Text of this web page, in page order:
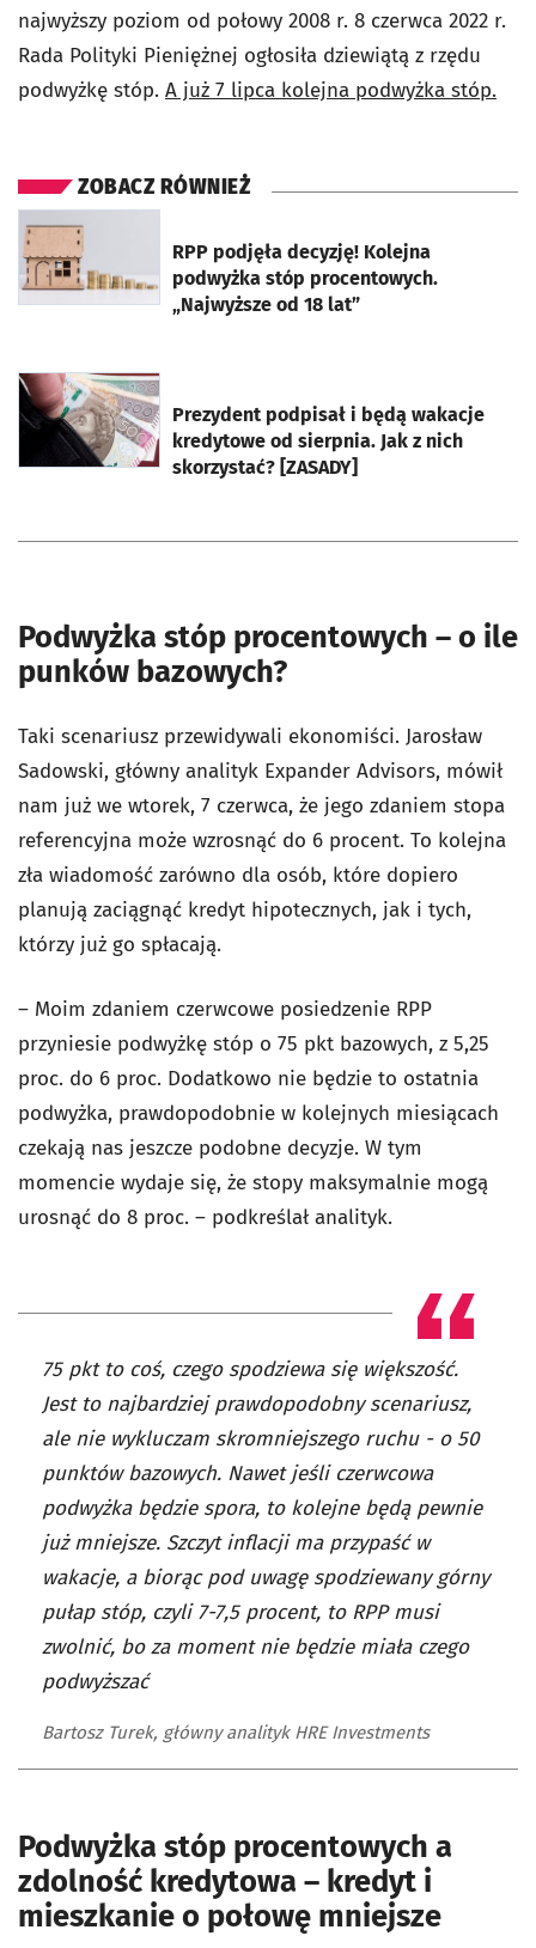
najwyższy poziom od połowy 2008 r. 8 czerwca 2022 r.
Rada Polityki Pieniężnej ogłosiła dziewiątą z rzędu
podwyżkę stóp. A już 7 lipca kolejna podwyżka stóp.
ZOBACZ RÓWNIEŻ
RPP podjęła decyzję! Kolejna
podwyżka stóp procentowych.
„Najwyższe od 18 lat”
otworzy się w nowej karcie
Prezydent podpisał i będą wakacje
kredytowe od sierpnia. Jak z nich
skorzystać? [ZASADY]
otworzy się w nowej karcie
Podwyżka stóp procentowych – o ile
punków bazowych?
Taki scenariusz przewidywali ekonomiści. Jarosław
Sadowski, główny analityk Expander Advisors, mówił
nam już we wtorek, 7 czerwca, że jego zdaniem stopa
referencyjna może wzrosnąć do 6 procent. To kolejna
zła wiadomość zarówno dla osób, które dopiero
planują zaciągnąć kredyt hipotecznych, jak i tych,
którzy już go spłacają.
– Moim zdaniem czerwcowe posiedzenie RPP
przyniesie podwyżkę stóp o 75 pkt bazowych, z 5,25
proc. do 6 proc. Dodatkowo nie będzie to ostatnia
podwyżka, prawdopodobnie w kolejnych miesiącach
czekają nas jeszcze podobne decyzje. W tym
momencie wydaje się, że stopy maksymalnie mogą
urosnąć do 8 proc. – podkreślał analityk.
75 pkt to coś, czego spodziewa się większość.
Jest to najbardziej prawdopodobny scenariusz,
ale nie wykluczam skromniejszego ruchu - o 50
punktów bazowych. Nawet jeśli czerwcowa
podwyżka będzie spora, to kolejne będą pewnie
już mniejsze. Szczyt inflacji ma przypaść w
wakacje, a biorąc pod uwagę spodziewany górny
pułap stóp, czyli 7-7,5 procent, to RPP musi
zwolnić, bo za moment nie będzie miała czego
podwyższać
Bartosz Turek, główny analityk HRE Investments
Podwyżka stóp procentowych a
zdolność kredytowa – kredyt i
mieszkanie o połowę mniejsze